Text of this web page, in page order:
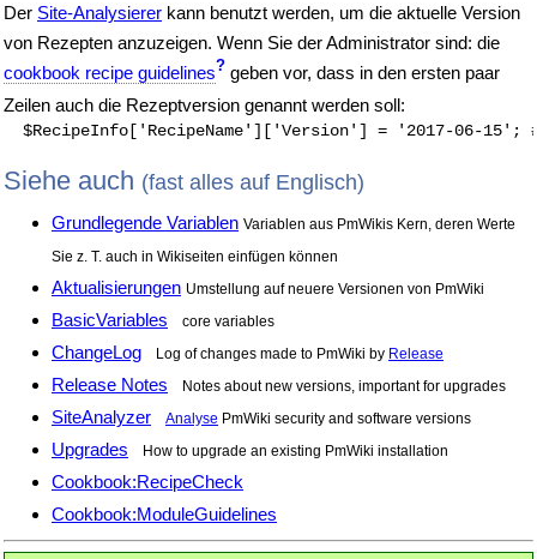
Der Site-Analysierer kann benutzt werden, um die aktuelle Version
von Rezepten anzuzeigen. Wenn Sie der Administrator sind: die
cookbook recipe guidelines? geben vor, dass in den ersten paar
Zeilen auch die Rezeptversion genannt werden soll:
Siehe auch (fast alles auf Englisch)
Grundlegende Variablen Variablen aus PmWikis Kern, deren Werte
Sie z. T. auch in Wikiseiten einfügen können
Aktualisierungen Umstellung auf neuere Versionen von PmWiki
BasicVariables core variables
ChangeLog Log of changes made to PmWiki by Release
Release Notes Notes about new versions, important for upgrades
SiteAnalyzer Analyse PmWiki security and software versions
Upgrades How to upgrade an existing PmWiki installation
Cookbook:RecipeCheck
Cookbook:ModuleGuidelines